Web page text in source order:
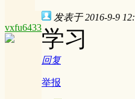
vxfu6433
发表于 2016-9-9
学习
回复
举报